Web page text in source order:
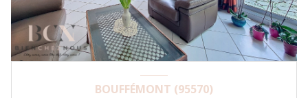
BOUFFÉMONT (95570)